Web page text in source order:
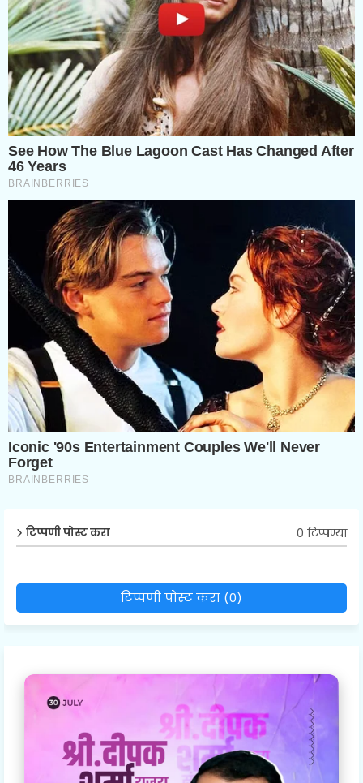
टिप्पणी पोस्ट करा 0 टिप्पण्या
टिप्पणी पोस्ट करा (0)